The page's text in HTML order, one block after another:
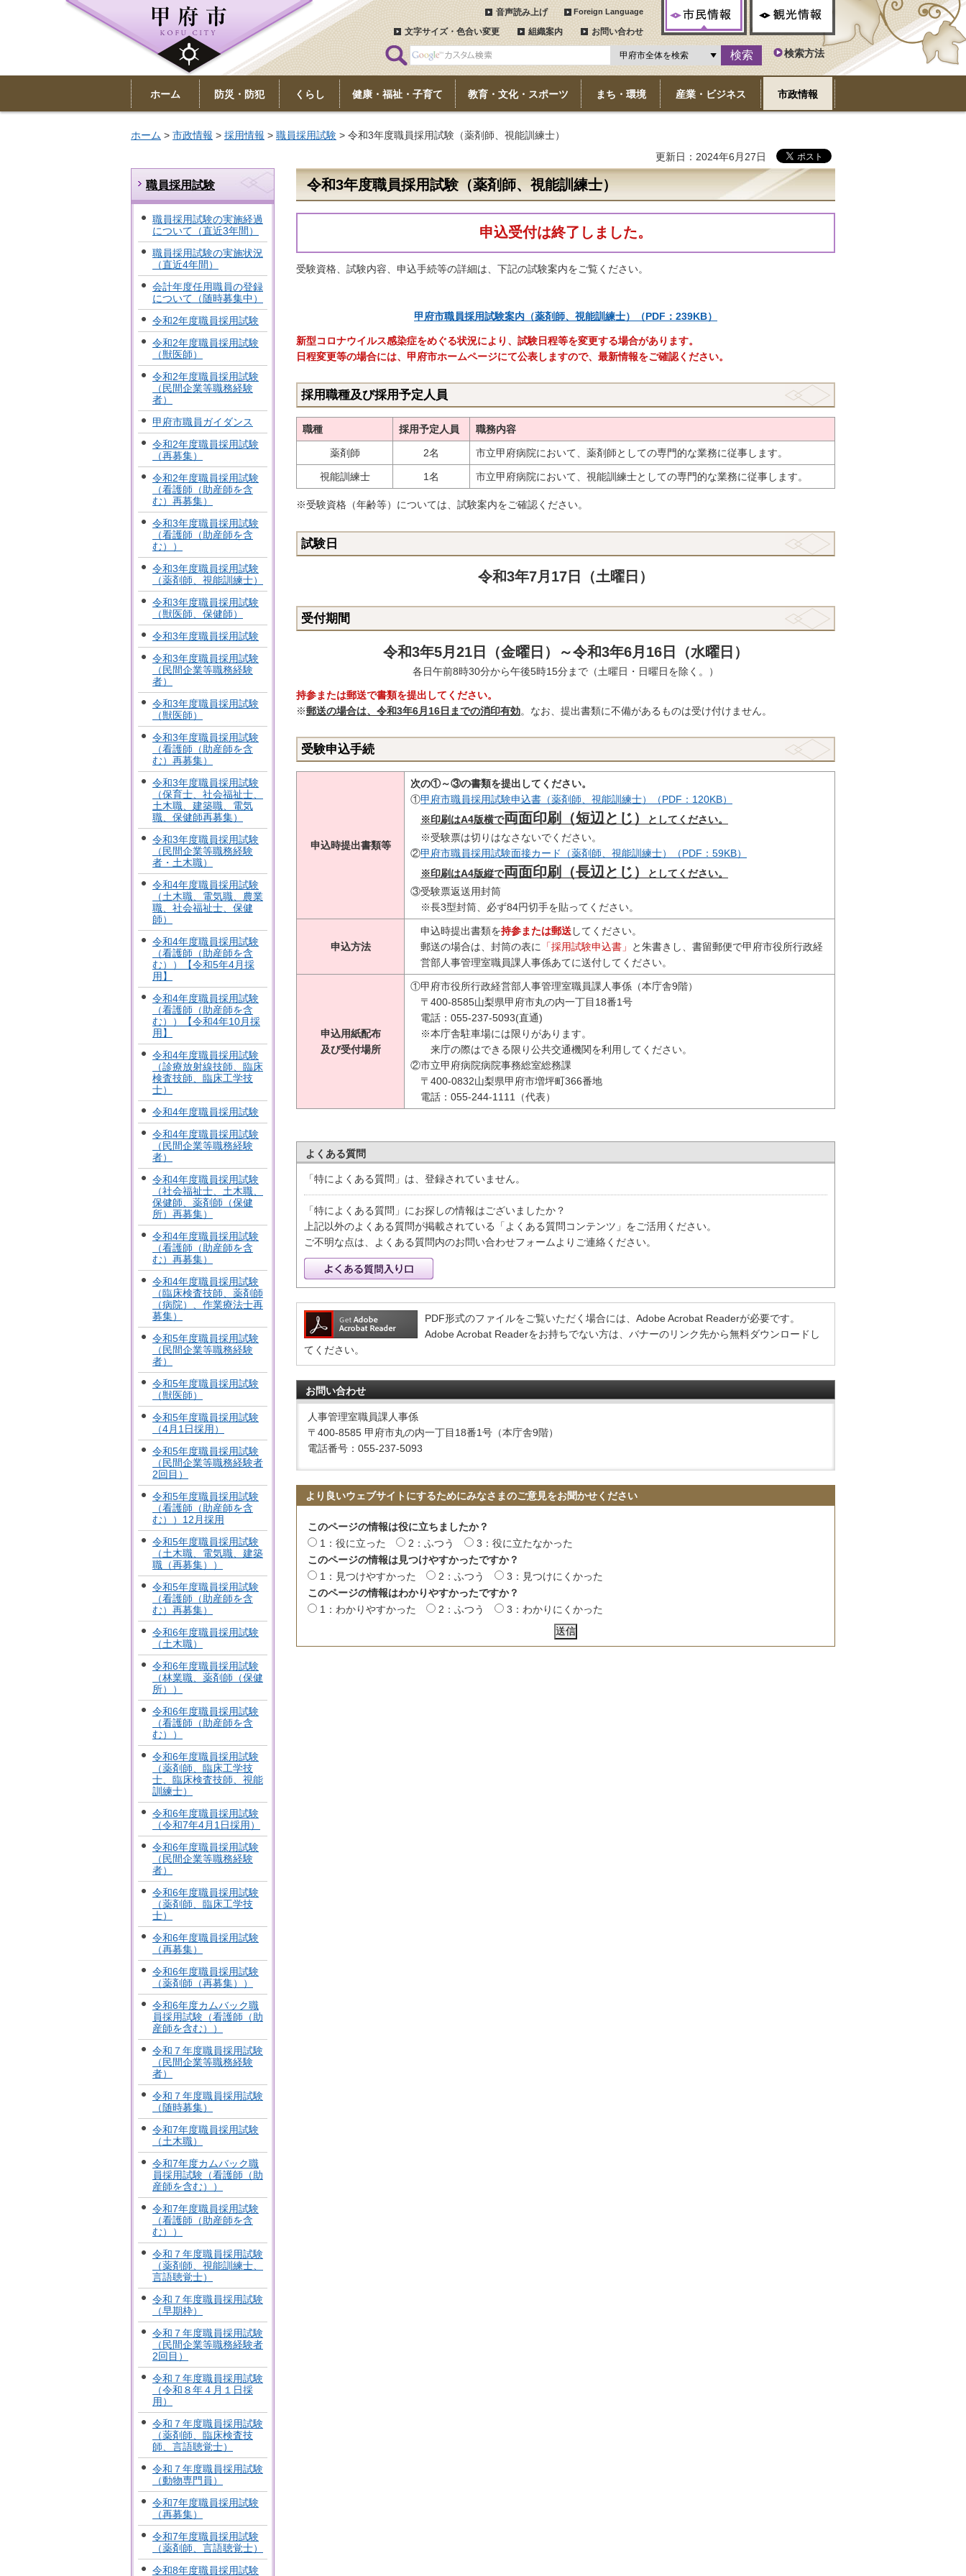
音声読み上げ Foreign Language
文字サイズ・色合い変更 組織案内 お問い合わせ
検索方法
ホーム 防災・防犯 くらし 健康・福祉・子育て 教育・文化・スポーツ まち・環境 産業・ビジネス 市政情報
ホーム > 市政情報 > 採用情報 > 職員採用試験 > 令和3年度職員採用試験（薬剤師、視能訓練士）
更新日：2024年6月27日
職員採用試験
職員採用試験の実施経過
について（直近3年間）
職員採用試験の実施状況
（直近4年間）
会計年度任用職員の登録
について（随時募集中）
令和2年度職員採用試験
令和2年度職員採用試験
（獣医師）
令和2年度職員採用試験
（民間企業等職務経験
者）
甲府市職員ガイダンス
令和2年度職員採用試験
（再募集）
令和2年度職員採用試験
（看護師（助産師を含
む）再募集）
令和3年度職員採用試験
（看護師（助産師を含
む））
令和3年度職員採用試験
（薬剤師、視能訓練士）
令和3年度職員採用試験
（獣医師、保健師）
令和3年度職員採用試験
令和3年度職員採用試験
（民間企業等職務経験
者）
令和3年度職員採用試験
（獣医師）
令和3年度職員採用試験
（看護師（助産師を含
む）再募集）
令和3年度職員採用試験
（保育士、社会福祉士、
土木職、建築職、電気
職、保健師再募集）
令和3年度職員採用試験
（民間企業等職務経験
者・土木職）
令和4年度職員採用試験
（土木職、電気職、農業
職、社会福祉士、保健
師）
令和4年度職員採用試験
（看護師（助産師を含
む））【令和5年4月採
用】
令和4年度職員採用試験
（看護師（助産師を含
む））【令和4年10月採
用】
令和4年度職員採用試験
（診療放射線技師、臨床
検査技師、臨床工学技
士）
令和4年度職員採用試験
令和4年度職員採用試験
（民間企業等職務経験
者）
令和4年度職員採用試験
（社会福祉士、土木職、
保健師、薬剤師（保健
所）再募集）
令和4年度職員採用試験
（看護師（助産師を含
む）再募集）
令和4年度職員採用試験
（臨床検査技師、薬剤師
（病院）、作業療法士再
募集）
令和5年度職員採用試験
（民間企業等職務経験
者）
令和5年度職員採用試験
（獣医師）
令和5年度職員採用試験
（4月1日採用）
令和5年度職員採用試験
（民間企業等職務経験者
2回目）
令和5年度職員採用試験
（看護師（助産師を含
む））12月採用
令和5年度職員採用試験
（土木職、電気職、建築
職（再募集））
令和5年度職員採用試験
（看護師（助産師を含
む）再募集）
令和6年度職員採用試験
（土木職）
令和6年度職員採用試験
（林業職、薬剤師（保健
所））
令和6年度職員採用試験
（看護師（助産師を含
む））
令和6年度職員採用試験
（薬剤師、臨床工学技
士、臨床検査技師、視能
訓練士）
令和6年度職員採用試験
（令和7年4月1日採用）
令和6年度職員採用試験
（民間企業等職務経験
者）
令和6年度職員採用試験
（薬剤師、臨床工学技
士）
令和6年度職員採用試験
（再募集）
令和6年度職員採用試験
（薬剤師（再募集））
令和6年度カムバック職
員採用試験（看護師（助
産師を含む））
令和７年度職員採用試験
（民間企業等職務経験
者）
令和７年度職員採用試験
（随時募集）
令和7年度職員採用試験
（土木職）
令和7年度カムバック職
員採用試験（看護師（助
産師を含む））
令和7年度職員採用試験
（看護師（助産師を含
む））
令和７年度職員採用試験
（薬剤師、視能訓練士、
言語聴覚士）
令和７年度職員採用試験
（早期枠）
令和７年度職員採用試験
（民間企業等職務経験者
2回目）
令和７年度職員採用試験
（令和８年４月１日採
用）
令和７年度職員採用試験
（薬剤師、臨床検査技
師、言語聴覚士）
令和７年度職員採用試験
（動物専門員）
令和7年度職員採用試験
（再募集）
令和7年度職員採用試験
（薬剤師、言語聴覚士）
令和8年度職員採用試験
令和3年度職員採用試験（薬剤師、視能訓練士）
申込受付は終了しました。
受験資格、試験内容、申込手続等の詳細は、下記の試験案内をご覧ください。
甲府市職員採用試験案内（薬剤師、視能訓練士）（PDF：239KB）
新型コロナウイルス感染症をめぐる状況により、試験日程等を変更する場合があります。
日程変更等の場合には、甲府市ホームページにて公表しますので、最新情報をご確認ください。
採用職種及び採用予定人員
職種 採用予定人員 職務内容
薬剤師 2名 市立甲府病院において、薬剤師としての専門的な業務に従事します。
視能訓練士 1名 市立甲府病院において、視能訓練士としての専門的な業務に従事します。
※受験資格（年齢等）については、試験案内をご確認ください。
試験日
令和3年7月17日（土曜日）
受付期間
令和3年5月21日（金曜日）～令和3年6月16日（水曜日）
各日午前8時30分から午後5時15分まで（土曜日・日曜日を除く。）
持参または郵送で書類を提出してください。
※郵送の場合は、令和3年6月16日までの消印有効。なお、提出書類に不備があるものは受け付けません。
受験申込手続
申込時提出書類等
次の①～③の書類を提出してください。
①甲府市職員採用試験申込書（薬剤師、視能訓練士）（PDF：120KB）
※印刷はA4版横で両面印刷（短辺とじ）
としてください。
※受験票は切りはなさないでください。
②甲府市職員採用試験面接カード（薬剤師、視能訓練士）（PDF：59KB）
※印刷はA4版縦で両面印刷（長辺とじ）
としてください。
③受験票返送用封筒
※長3型封筒、必ず84円切手を貼ってください。
申込方法
申込時提出書類を持参または郵送してください。
郵送の場合は、封筒の表に 「採用試験申込書」
と朱書きし、書留郵便で甲府市役所行政経
営部人事管理室職員課人事係あてに送付してください。
申込用紙配布
及び受付場所
①甲府市役所行政経営部人事管理室職員課人事係（本庁舎9階）
〒400-8585山梨県甲府市丸の内一丁目18番1号
電話：055-237-5093(直通)
※本庁舎駐車場には限りがあります。
来庁の際はできる限り公共交通機関を利用してください。
②市立甲府病院病院事務総室総務課
〒400-0832山梨県甲府市増坪町366番地
電話：055-244-1111（代表）
よくある質問
「特によくある質問」は、登録されていません。
「特によくある質問」にお探しの情報はございましたか？
上記以外のよくある質問が掲載されている「よくある質問コンテンツ」をご活用ください。
ご不明な点は、よくある質問内のお問い合わせフォームよりご連絡ください。
PDF形式のファイルをご覧いただく場合には、Adobe Acrobat Readerが必要です。
Adobe Acrobat Readerをお持ちでない方は、バナーのリンク先から無料ダウンロードし
てください。
お問い合わせ
人事管理室職員課人事係
〒400-8585 甲府市丸の内一丁目18番1号（本庁舎9階）
電話番号：055-237-5093
より良いウェブサイトにするためにみなさまのご意見をお聞かせください
このページの情報は役に立ちましたか？
1：役に立った
2：ふつう
3：役に立たなかった
このページの情報は見つけやすかったですか？
1：見つけやすかった
2：ふつう
3：見つけにくかった
このページの情報はわかりやすかったですか？
1：わかりやすかった
2：ふつう 3：わかりにくかった